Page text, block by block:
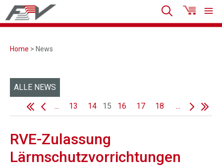
Home > News
ALLE NEWS
...
13 14 15 16 17 18 ...
RVE-Zulassung
Lärmschutzvorrichtungen